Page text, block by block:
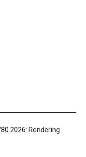
2026: Rendering